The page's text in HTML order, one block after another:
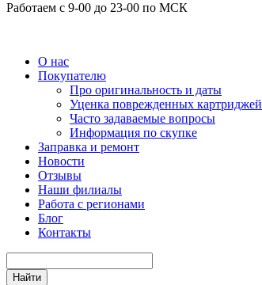
Работаем с 9-00 до 23-00 по МСК
О нас
Покупателю
Про оригинальность и даты
Уценка поврежденных картриджей
Часто задаваемые вопросы
Информация по скупке
Заправка и ремонт
Новости
Отзывы
Наши филиалы
Работа с регионами
Блог
Контакты
Найти